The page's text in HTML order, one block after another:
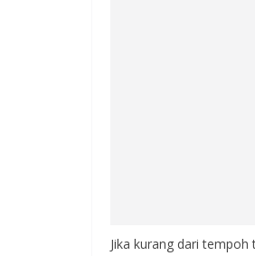
Jika kurang dari